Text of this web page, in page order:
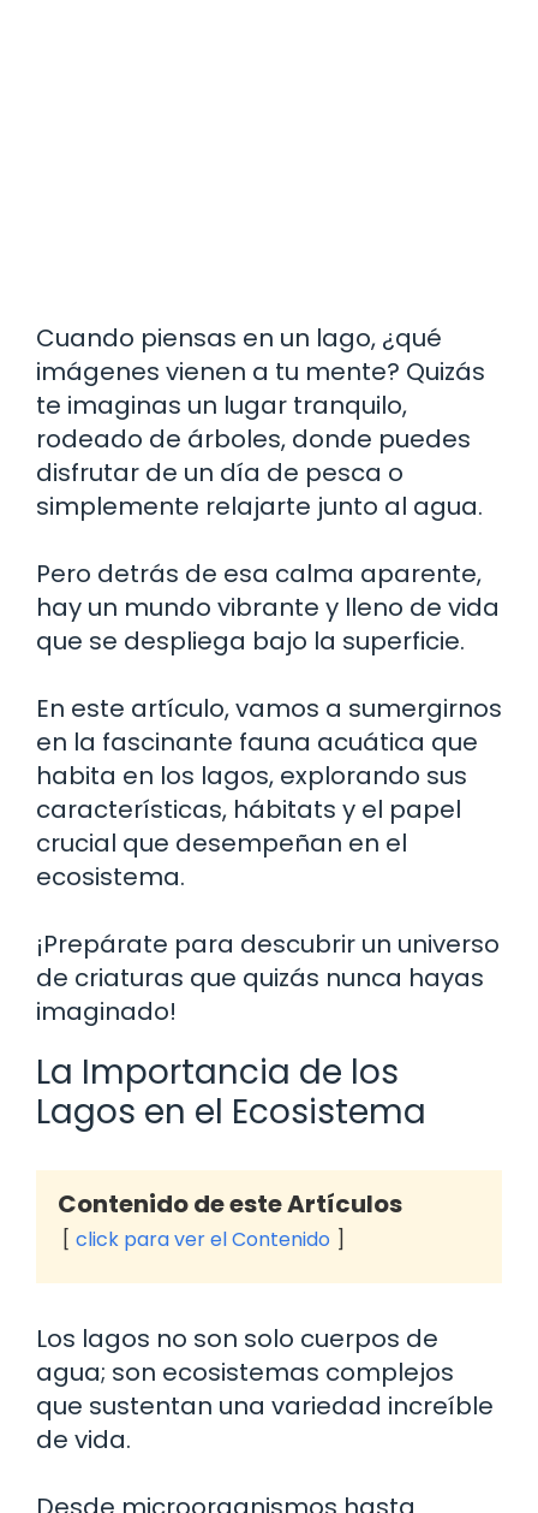
Cuando piensas en un lago, ¿qué
imágenes vienen a tu mente? Quizás
te imaginas un lugar tranquilo,
rodeado de árboles, donde puedes
disfrutar de un día de pesca o
simplemente relajarte junto al agua.
Pero detrás de esa calma aparente,
hay un mundo vibrante y lleno de vida
que se despliega bajo la superficie.
En este artículo, vamos a sumergirnos
en la fascinante fauna acuática que
habita en los lagos, explorando sus
características, hábitats y el papel
crucial que desempeñan en el
ecosistema.
¡Prepárate para descubrir un universo
de criaturas que quizás nunca hayas
imaginado!
La Importancia de los
Lagos en el Ecosistema
Contenido de este Artículos
click para ver el Contenido
Los lagos no son solo cuerpos de
agua; son ecosistemas complejos
que sustentan una variedad increíble
de vida.